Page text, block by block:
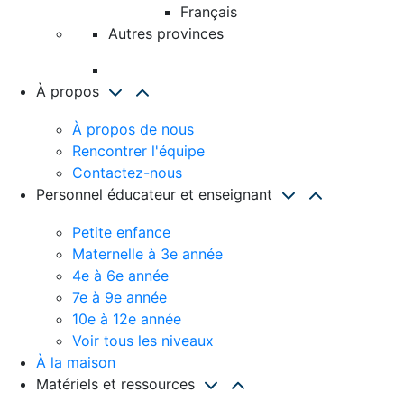
Français
Autres provinces
À propos
À propos de nous
Rencontrer l'équipe
Contactez-nous
Personnel éducateur et enseignant
Petite enfance
Maternelle à 3e année
4e à 6e année
7e à 9e année
10e à 12e année
Voir tous les niveaux
À la maison
Matériels et ressources